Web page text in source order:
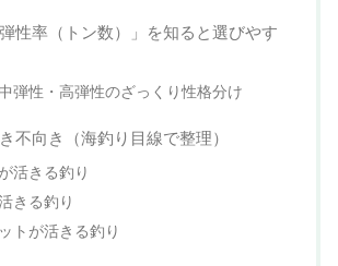
性率（トン数）」を知ると選びやす
弾性・高弾性のざっくり性格分け
不向き（海釣り目線で整理）
活きる釣り
きる釣り
トが活きる釣り